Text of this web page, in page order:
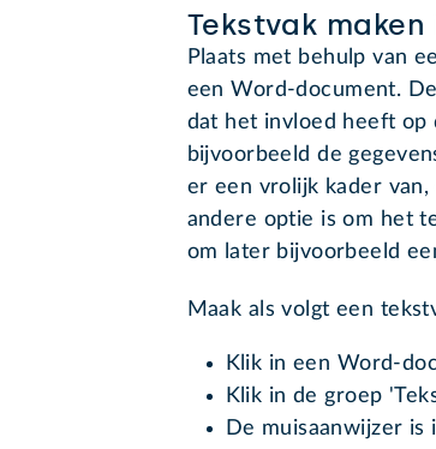
Tekstvak maken
Plaats met behulp van
een Word-document.
dat het invloed heeft op
bijvoorbeeld de
er een vrolijk kader van,
andere optie is om het
om later bijvoorbeeld
Maak als volgt een
Klik in een Word-
Klik in de groep
De muisaanwijzer